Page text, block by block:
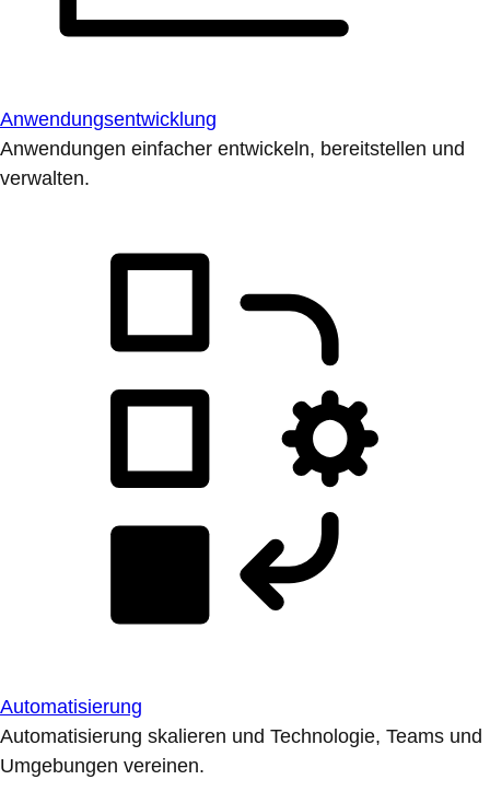
Anwendungsentwicklung
Anwendungen einfacher entwickeln, bereitstellen und
verwalten.
Automatisierung
Automatisierung skalieren und Technologie, Teams und
Umgebungen vereinen.